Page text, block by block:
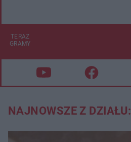
TERAZ
GRAMY
NAJNOWSZE Z DZIAŁU: